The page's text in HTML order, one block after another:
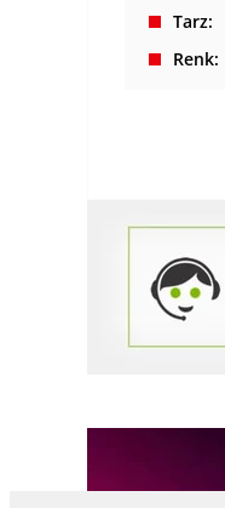
Tarz
Renk